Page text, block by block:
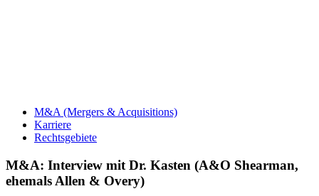
M&A (Mergers & Acquisitions)
Karriere
Rechtsgebiete
M&A: Interview mit Dr. Kasten (A&O Shearman,
ehemals Allen & Overy)